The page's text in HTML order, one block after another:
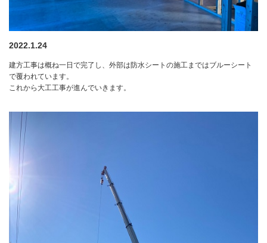
2022.1.24
建方工事は概ね一日で完了し、外部は防水シートの施工まではブルーシート
で覆われています。
これから大工工事が進んでいきます。